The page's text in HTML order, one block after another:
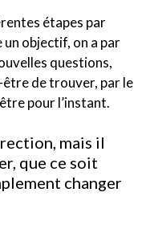
étapes par
objectif, on a par
questions,
être de trouver, par le
pour l’instant.
mais il
que ce soit
changer